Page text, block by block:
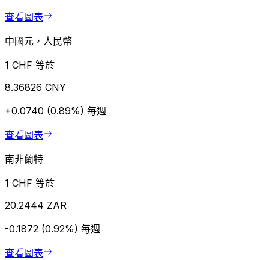
查看圖表
中國元，人民幣
1 CHF 等於
8.36826 CNY
+0.0740 (0.89%) 每週
查看圖表
南非蘭特
1 CHF 等於
20.2444 ZAR
-0.1872 (0.92%) 每週
查看圖表